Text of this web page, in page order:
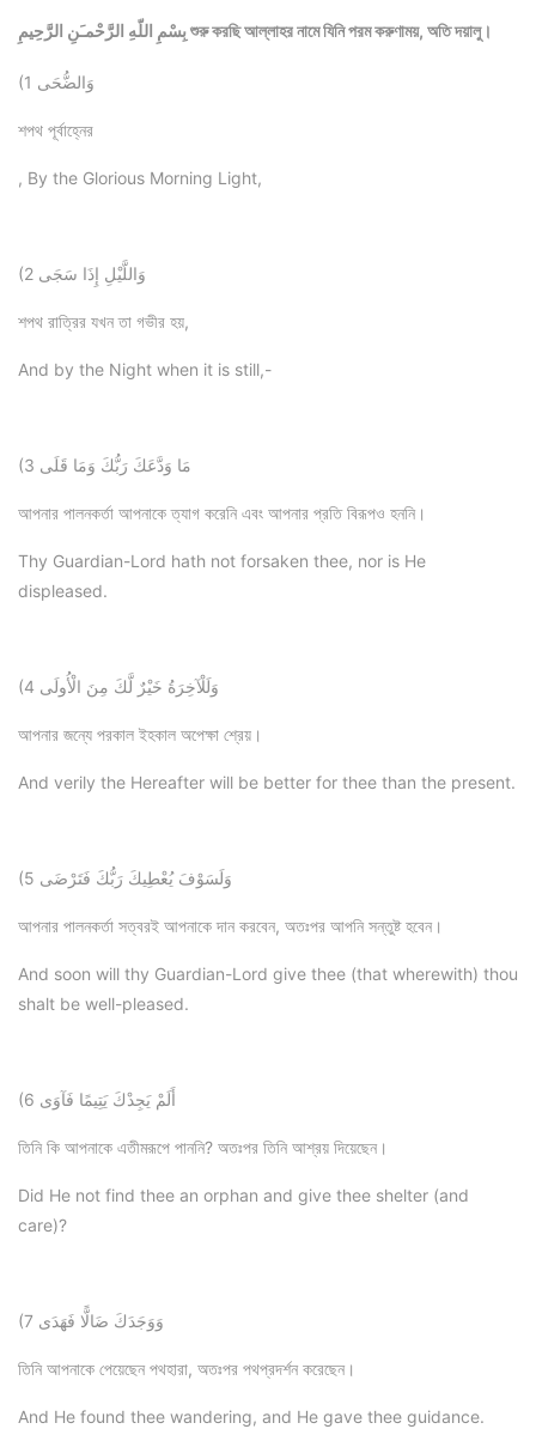
بِسْمِ اللّهِ الرَّحْمـَنِ الرَّحِيمِ শুরু করছি আল্লাহর নামে যিনি পরম করুণাময়, অতি দয়ালু।
(1 وَالضُّحَى
শপথ পূর্বাহ্নের
, By the Glorious Morning Light,
(2 وَاللَّيْلِ إِذَا سَجَى
শপথ রাত্রির যখন তা গভীর হয়,
And by the Night when it is still,-
(3 مَا وَدَّعَكَ رَبُّكَ وَمَا قَلَى
আপনার পালনকর্তা আপনাকে ত্যাগ করেনি এবং আপনার প্রতি বিরূপও হননি।
Thy Guardian-Lord hath not forsaken thee, nor is He
displeased.
(4 وَلَلْآخِرَةُ خَيْرٌ لَّكَ مِنَ الْأُولَى
আপনার জন্যে পরকাল ইহকাল অপেক্ষা শ্রেয়।
And verily the Hereafter will be better for thee than the present.
(5 وَلَسَوْفَ يُعْطِيكَ رَبُّكَ فَتَرْضَى
আপনার পালনকর্তা সত্বরই আপনাকে দান করবেন, অতঃপর আপনি সন্তুষ্ট হবেন।
And soon will thy Guardian-Lord give thee (that wherewith) thou
shalt be well-pleased.
(6 أَلَمْ يَجِدْكَ يَتِيمًا فَآوَى
তিনি কি আপনাকে এতীমরূপে পাননি? অতঃপর তিনি আশ্রয় দিয়েছেন।
Did He not find thee an orphan and give thee shelter (and
care)?
(7 وَوَجَدَكَ ضَالًّا فَهَدَى
তিনি আপনাকে পেয়েছেন পথহারা, অতঃপর পথপ্রদর্শন করেছেন।
And He found thee wandering, and He gave thee guidance.